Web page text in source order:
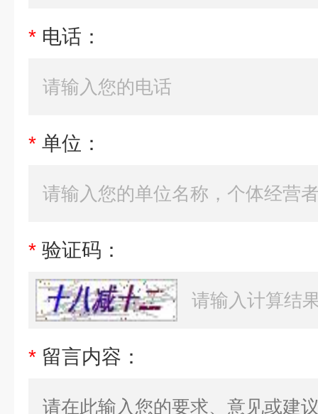
* 电话：
* 单位：
* 验证码：
* 留言内容：